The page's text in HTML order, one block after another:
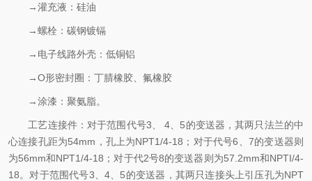
→灌充液：硅油
→螺栓：碳钢镀镉
→电子线路外壳：低铜铝
→O形密封圈：丁腈橡胶、氟橡胶
→涂漆：聚氨脂。
工艺连接件：对于范围代号3、 4、5的变送器，其两只法兰的中
心连接孔距为54mm，孔上为NPT1/4-18；对于代号6、7的变送器则
为56mm和NPT1/4-18；对于代2号8的变送器则为57.2mm和NPTI/4-
18。对于范围代号3、4、5的变送器，其两只连接头上引压孔为NPT